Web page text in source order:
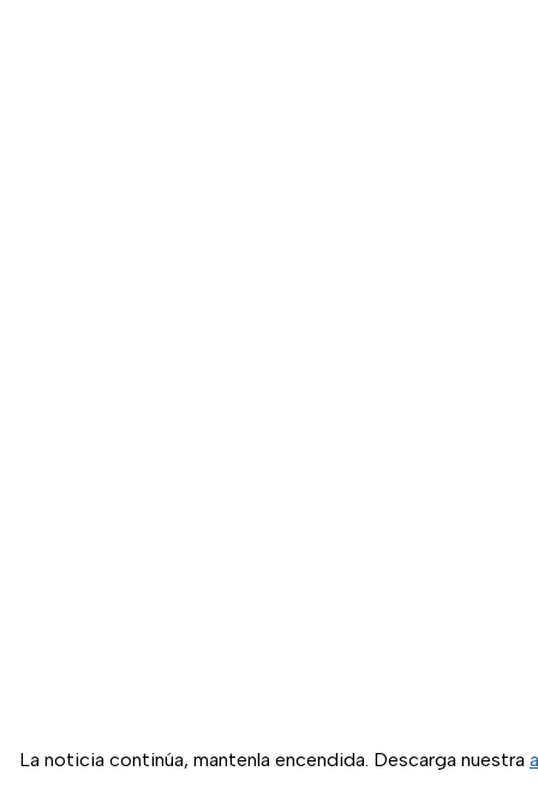
La noticia continúa, mantenla encendida. Descarga nuestra